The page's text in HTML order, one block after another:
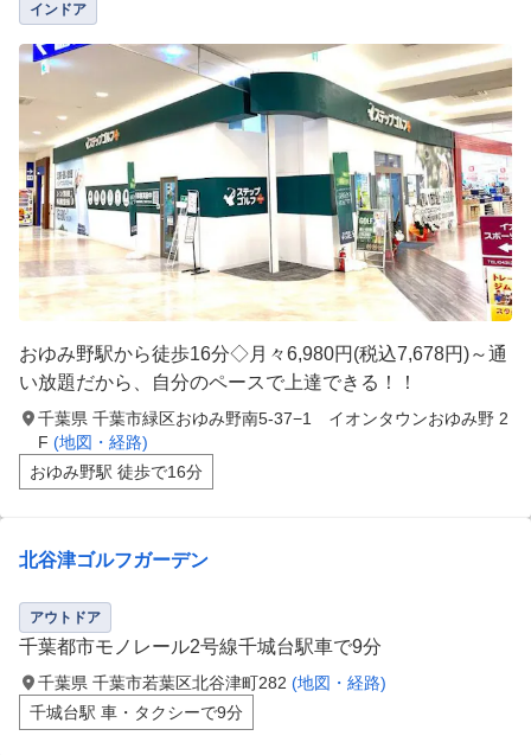
インドア
おゆみ野駅から徒歩16分◇月々6,980円(税込7,678円)～通
い放題だから、自分のペースで上達できる！！
千葉県 千葉市緑区おゆみ野南5-37−1 イオンタウンおゆみ野 2
F (地図・経路)
おゆみ野駅 徒歩で16分
北谷津ゴルフガーデン
アウトドア
千葉都市モノレール2号線千城台駅車で9分
千葉県 千葉市若葉区北谷津町282 (地図・経路)
千城台駅 車・タクシーで9分